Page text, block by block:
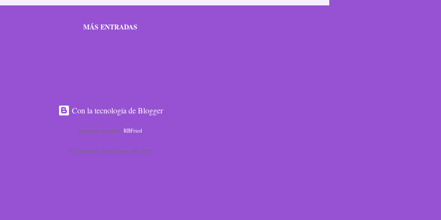
su solidez, el equilibrio de la construcción, la ...
MÁS ENTRADAS
Con la tecnología de Blogger
Imágenes del tema: RBFried
@ Copyright Teresa Cameselle 2008